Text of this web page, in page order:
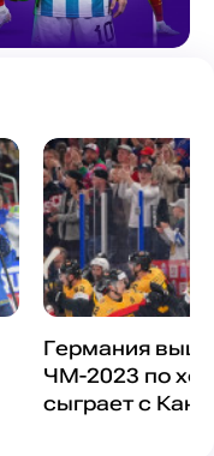
Германия
ЧМ-2023 по
сыграет с